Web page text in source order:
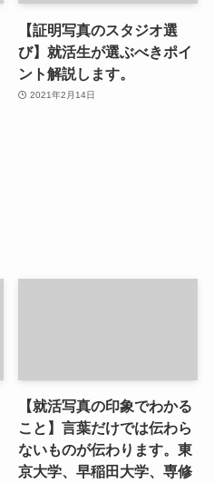
【証明写真のスタジオ選
び】就活生が選ぶべきポイ
ント解説します。
2021年2月14日
【就活写真の印象でわかる
こと】言葉だけでは伝わら
ないものが伝わります。東
京大学、早稲田大学、専修